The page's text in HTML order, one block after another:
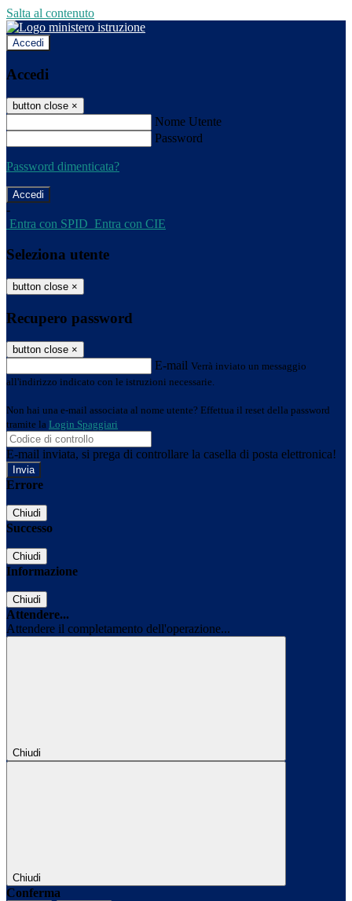
Salta al contenuto
Accedi
Accedi
button close ×
Nome Utente
Password
Password dimenticata?
-
Entra con SPID Entra con CIE
Seleziona utente
button close ×
Recupero password
button close ×
E-mail Verrà inviato un messaggio
all'indirizzo indicato con le istruzioni necessarie.
Non hai una e-mail associata al nome utente? Effettua il reset della password
tramite la Login Spaggiari
E-mail inviata, si prega di controllare la casella di posta elettronica!
Errore
Chiudi
Successo
Chiudi
Informazione
Chiudi
Attendere...
Attendere il completamento dell'operazione...
Chiudi
Chiudi
Conferma